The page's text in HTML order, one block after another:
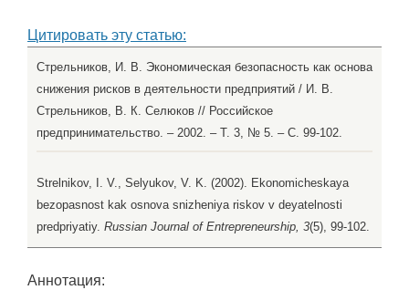
Цитировать эту статью:
Стрельников, И. В. Экономическая безопасность как основа
снижения рисков в деятельности предприятий / И. В.
Стрельников, В. К. Селюков // Российское
предпринимательство. – 2002. – Т. 3, № 5. – С. 99-102.
Strelnikov, I. V., Selyukov, V. K. (2002). Ekonomicheskaya
bezopasnost kak osnova snizheniya riskov v deyatelnosti
predpriyatiy. Russian Journal of Entrepreneurship, 3(5), 99-102.
Аннотация: